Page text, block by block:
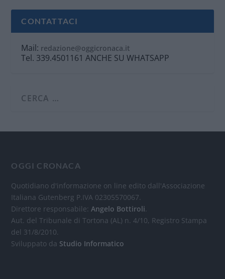
CONTATTACI
Mail: redazione@oggicronaca.it
Tel. 339.4501161 ANCHE SU WHATSAPP
OGGI CRONACA
Quotidiano d'informazione on line edito dall'Associazione
Italiana Gutenberg P.IVA 02305570067.
Direttore responsabile:Angelo Bottiroli
Aut. del Tribunale di Tortona (AL) n. 4/10, Registro Stampa
del 31/8/2010.
Sviluppato da Studio Informatico